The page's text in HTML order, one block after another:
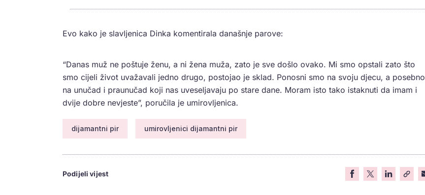
Evo kako je slavljenica Dinka komentirala današnje parove:
“Danas muž ne poštuje ženu, a ni žena muža, zato je sve došlo ovako. Mi smo opstali zato što
smo cijeli život uvažavali jedno drugo, postojao je sklad. Ponosni smo na svoju djecu, a posebno
na unučad i praunučad koji nas uveseljavaju po stare dane. Moram isto tako istaknuti da imam i
dvije dobre nevjeste”, poručila je umirovljenica.
dijamantni pir umirovljenici dijamantni pir
Podijeli vijest